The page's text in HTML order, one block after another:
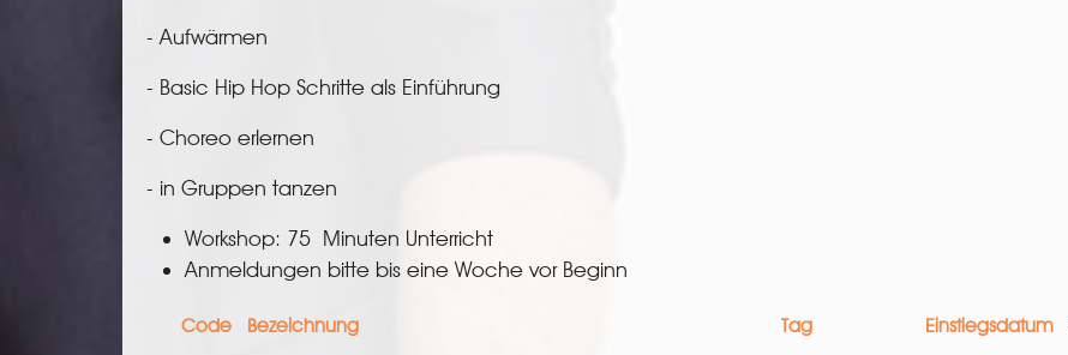
- Aufwärmen
- Basic Hip Hop Schritte als Einführung
- Choreo erlernen
- in Gruppen tanzen
Workshop: 75 Minuten Unterricht
Anmeldungen bitte bis eine Woche vor Beginn
Code Bezeichnung Tag Einstiegsdatum